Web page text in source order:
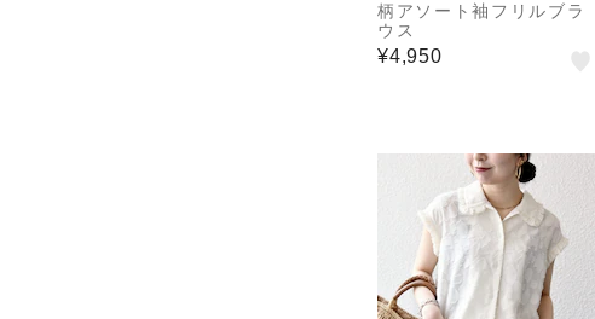
柄アソート袖フリルブラ
ウス
¥4,950